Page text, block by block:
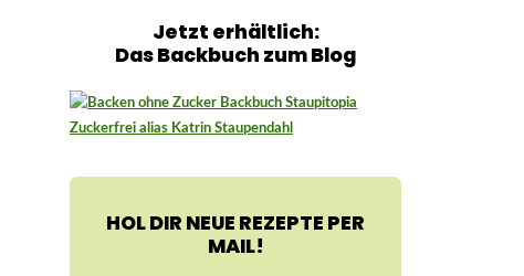
Jetzt erhältlich:
Das Backbuch zum Blog
HOL DIR NEUE REZEPTE PER
MAIL!